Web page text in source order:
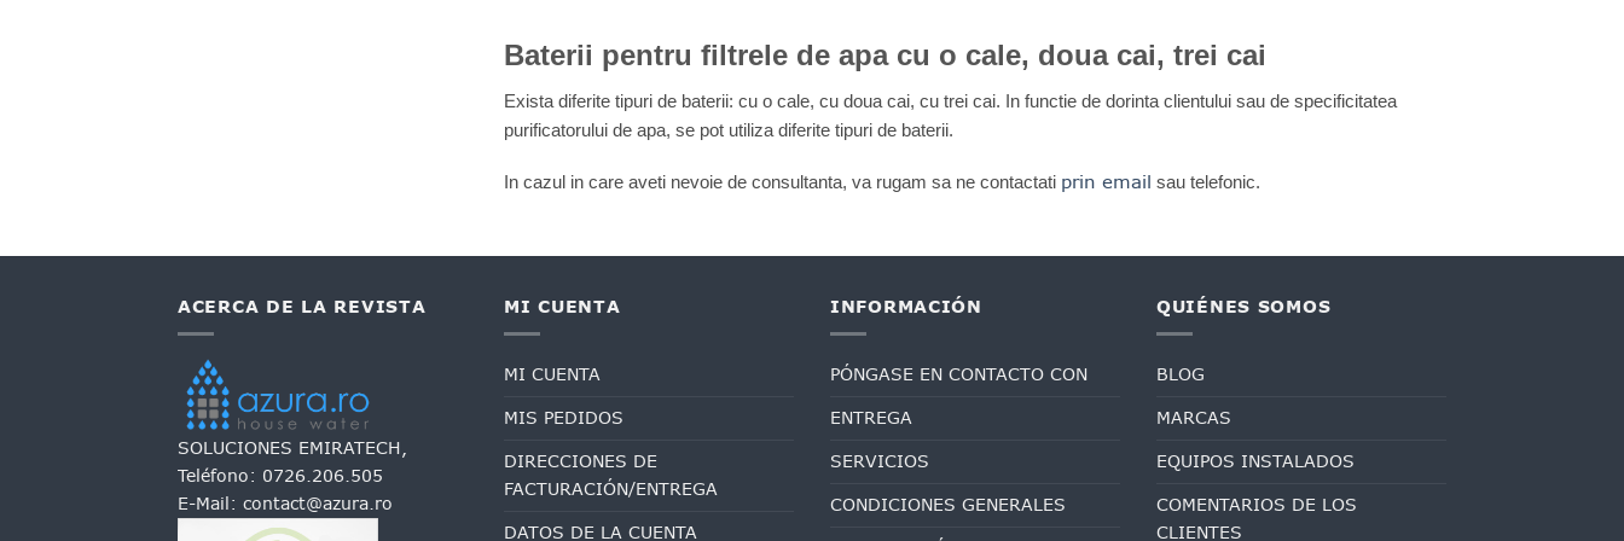
Baterii pentru filtrele de apa cu o cale, doua cai, trei cai
Exista diferite tipuri de baterii: cu o cale, cu doua cai, cu trei cai. In functie de dorinta clientului sau de specificitatea
purificatorului de apa, se pot utiliza diferite tipuri de baterii.
In cazul in care aveti nevoie de consultanta, va rugam sa ne contactati prin email sau telefonic.
ACERCA DE LA REVISTA
SOLUCIONES EMIRATECH,
Teléfono: 0726.206.505
E-Mail: contact@azura.ro
MI CUENTA
MI CUENTA
MIS PEDIDOS
DIRECCIONES DE
FACTURACIÓN/ENTREGA
DATOS DE LA CUENTA
INFORMACIÓN
PÓNGASE EN CONTACTO CON
ENTREGA
SERVICIOS
CONDICIONES GENERALES
QUIÉNES SOMOS
BLOG
MARCAS
EQUIPOS INSTALADOS
COMENTARIOS DE LOS
CLIENTES